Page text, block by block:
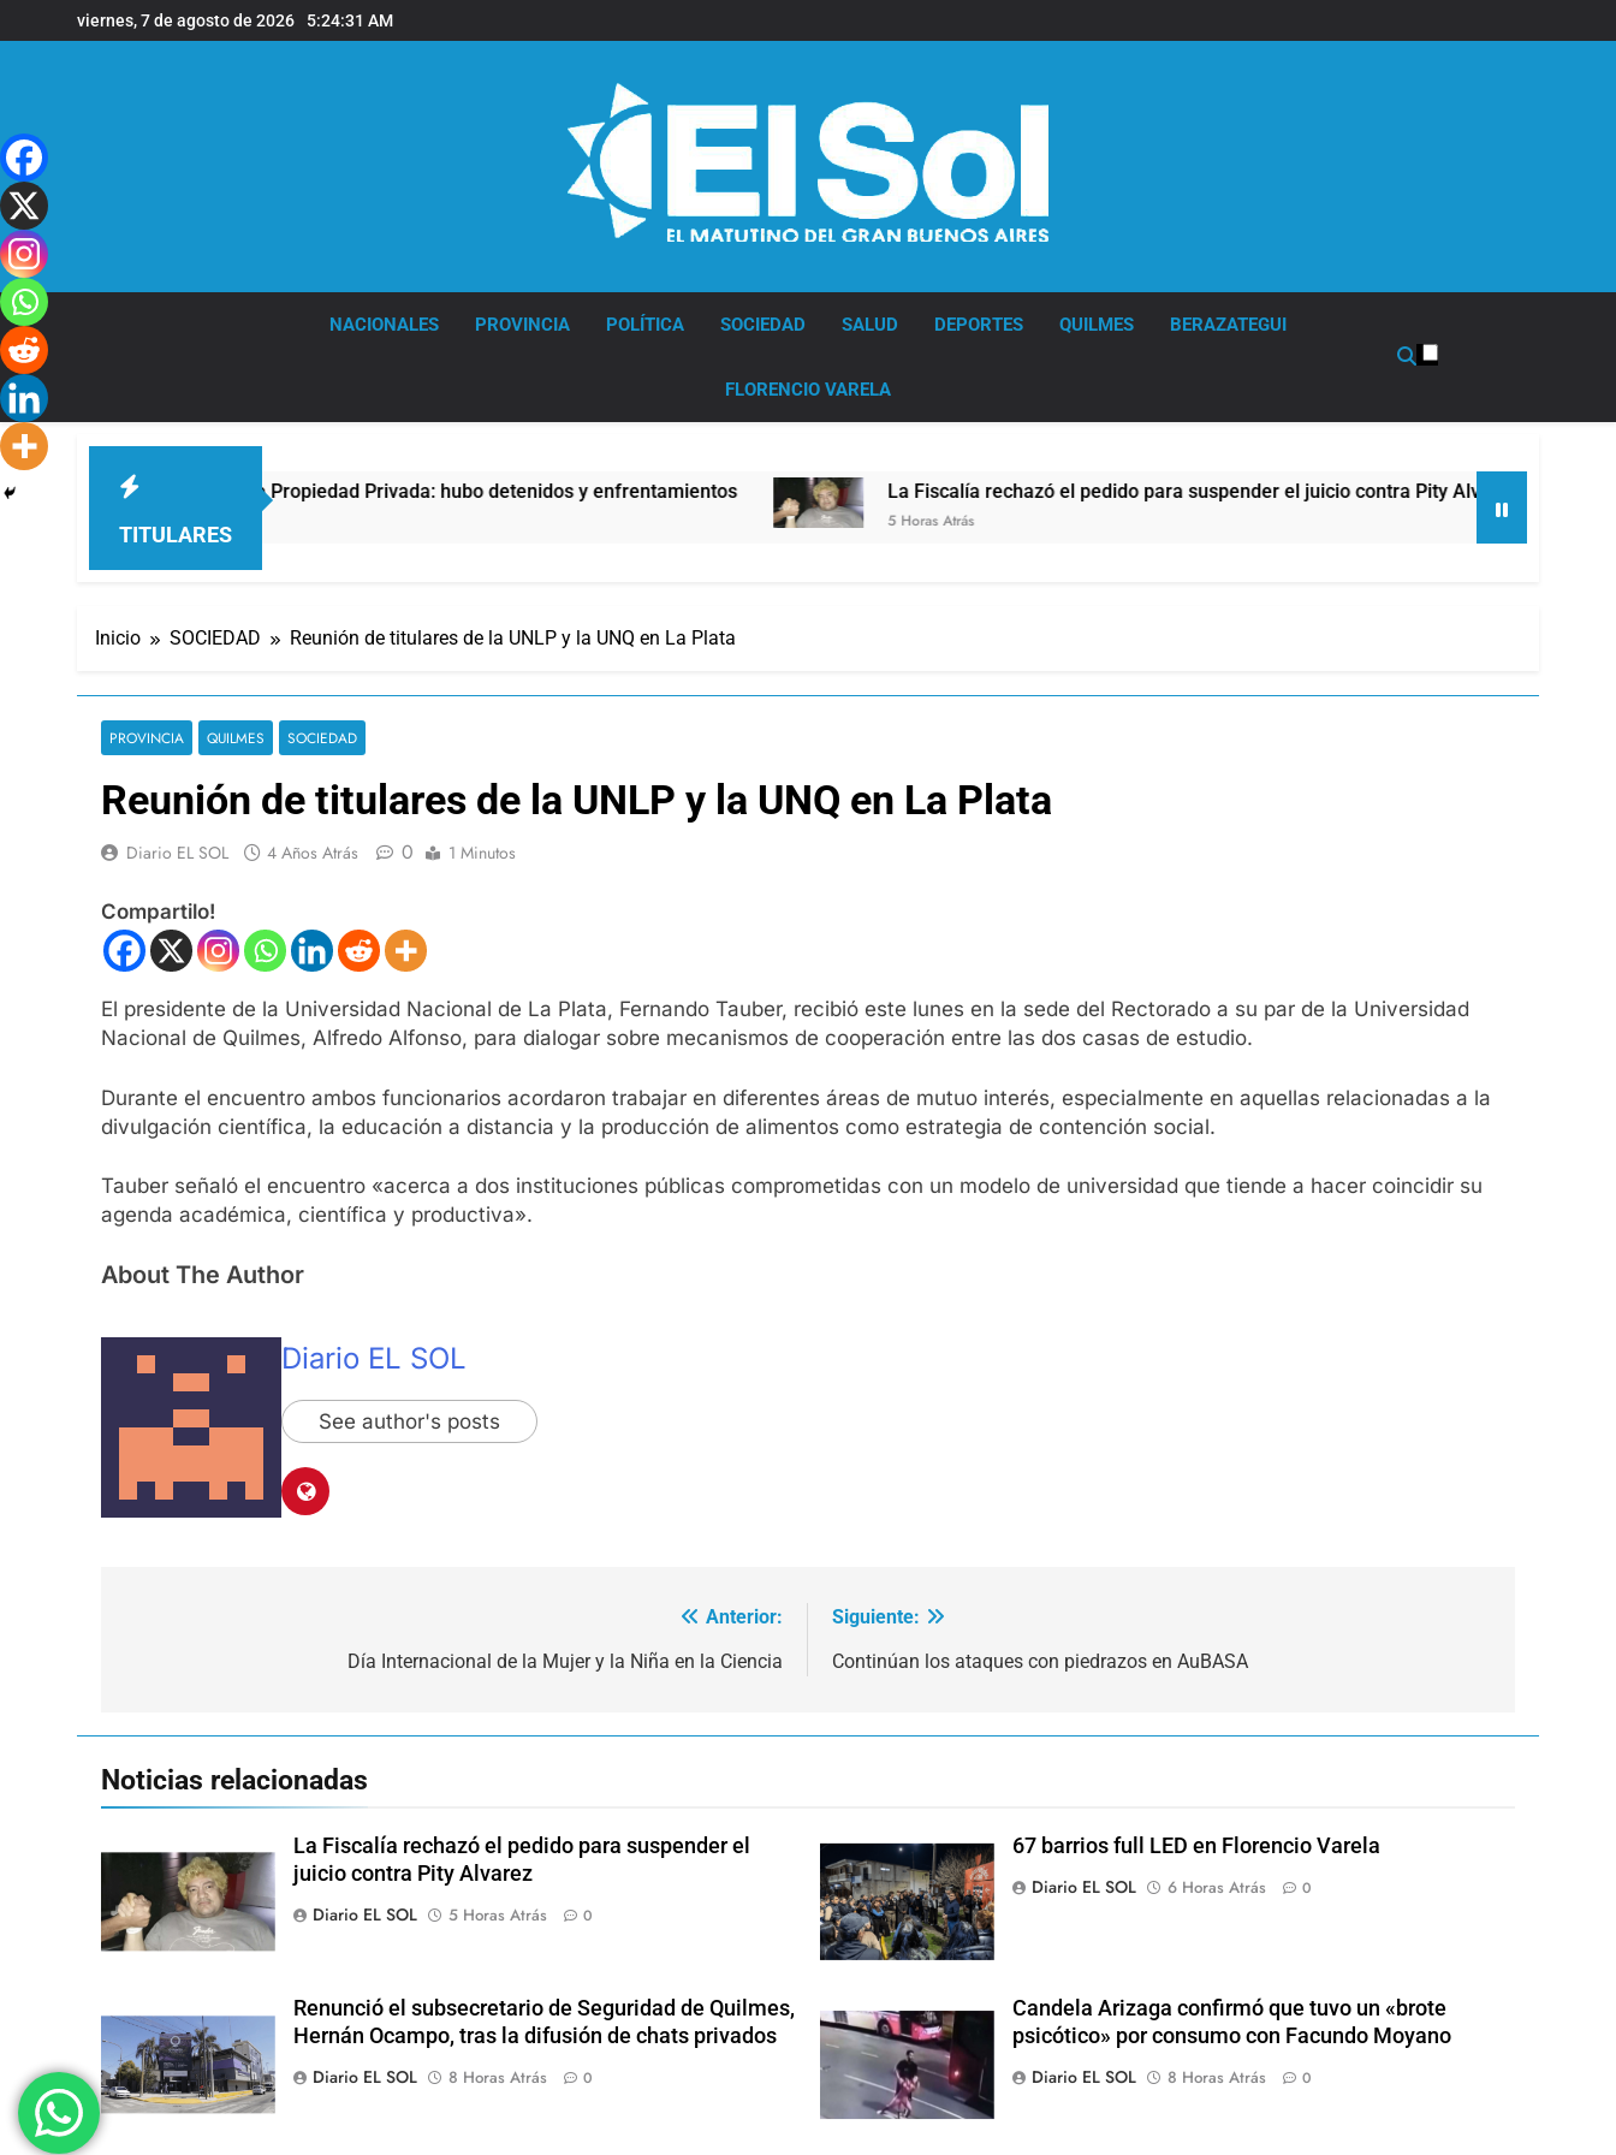
al
viernes, 7 de agosto de 2026 5:24:31 AM
NACIONALES PROVINCIA POLÍTICA SOCIEDAD SALUD DEPORTES QUILMES BERAZATEGUI
FLORENCIO VARELA
TITULARES
contra la Ley de Propiedad Privada: hubo detenidos y enfrentamientos La Fiscalía rechazó el pedido para suspender el juicio contra Pity Alvarez
5 Horas Atrás
Inicio SOCIEDAD Reunión de titulares de la UNLP y la UNQ en La Plata
PROVINCIA QUILMES SOCIEDAD
Reunión de titulares de la UNLP y la UNQ en La Plata
Diario EL SOL 4 Años Atrás 0 1 Minutos
Compartilo!
El presidente de la Universidad Nacional de La Plata, Fernando Tauber, recibió este lunes en la sede del Rectorado a su par de la Universidad
Nacional de Quilmes, Alfredo Alfonso, para dialogar sobre mecanismos de cooperación entre las dos casas de estudio.
Durante el encuentro ambos funcionarios acordaron trabajar en diferentes áreas de mutuo interés, especialmente en aquellas relacionadas a la
divulgación científica, la educación a distancia y la producción de alimentos como estrategia de contención social.
Tauber señaló el encuentro «acerca a dos instituciones públicas comprometidas con un modelo de universidad que tiende a hacer coincidir su
agenda académica, científica y productiva».
About The Author
Diario EL SOL
See author's posts
Anterior:
Día Internacional de la Mujer y la Niña en la Ciencia
Siguiente:
Continúan los ataques con piedrazos en AuBASA
Noticias relacionadas
La Fiscalía rechazó el pedido para suspender el
juicio contra Pity Alvarez
Diario EL SOL
5 Horas Atrás 0
67 barrios full LED en Florencio Varela
Diario EL SOL
6 Horas Atrás 0
Renunció el subsecretario de Seguridad de Quilmes,
Hernán Ocampo, tras la difusión de chats privados
Diario EL SOL
8 Horas Atrás 0
Candela Arizaga confirmó que tuvo un «brote
psicótico» por consumo con Facundo Moyano
Diario EL SOL
8 Horas Atrás 0